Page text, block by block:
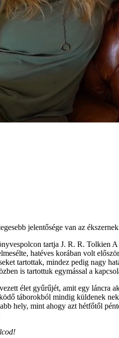
jelentősége van az
tartja J. R. R. Tolkien
hatéves korában volt
tartottak, mindez pedig nagy
is tartottuk egymással a
élet gyűrűjét, amit egy láncra
táborokból mindig küldenek
hely, mint ahogy azt hétfőtől